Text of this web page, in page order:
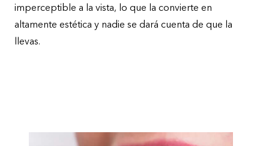
imperceptible a la vista, lo que la convierte en
altamente estética y nadie se dará cuenta de que la
llevas.